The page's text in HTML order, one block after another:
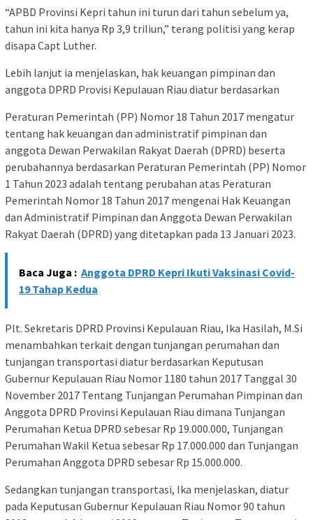
“APBD Provinsi Kepri tahun ini turun dari tahun sebelum ya,
tahun ini kita hanya Rp 3,9 triliun,” terang politisi yang kerap
disapa Capt Luther.
Lebih lanjut ia menjelaskan, hak keuangan pimpinan dan
anggota DPRD Provisi Kepulauan Riau diatur berdasarkan
Peraturan Pemerintah (PP) Nomor 18 Tahun 2017 mengatur
tentang hak keuangan dan administratif pimpinan dan
anggota Dewan Perwakilan Rakyat Daerah (DPRD) beserta
perubahannya berdasarkan Peraturan Pemerintah (PP) Nomor
1 Tahun 2023 adalah tentang perubahan atas Peraturan
Pemerintah Nomor 18 Tahun 2017 mengenai Hak Keuangan
dan Administratif Pimpinan dan Anggota Dewan Perwakilan
Rakyat Daerah (DPRD) yang ditetapkan pada 13 Januari 2023.
Baca Juga : Anggota DPRD Kepri Ikuti Vaksinasi Covid-
19 Tahap Kedua
Plt. Sekretaris DPRD Provinsi Kepulauan Riau, Ika Hasilah, M.Si
menambahkan terkait dengan tunjangan perumahan dan
tunjangan transportasi diatur berdasarkan Keputusan
Gubernur Kepulauan Riau Nomor 1180 tahun 2017 Tanggal 30
November 2017 Tentang Tunjangan Perumahan Pimpinan dan
Anggota DPRD Provinsi Kepulauan Riau dimana Tunjangan
Perumahan Ketua DPRD sebesar Rp 19.000.000, Tunjangan
Perumahan Wakil Ketua sebesar Rp 17.000.000 dan Tunjangan
Perumahan Anggota DPRD sebesar Rp 15.000.000.
Sedangkan tunjangan transportasi, Ika menjelaskan, diatur
pada Keputusan Gubernur Kepulauan Riau Nomor 90 tahun